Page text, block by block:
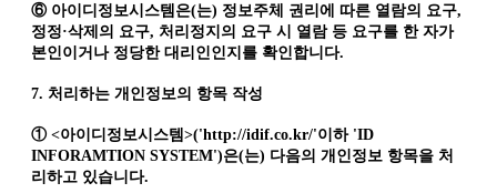
⑥ 아이디정보시스템은(는) 정보주체 권리에 따른 열람의 요구,
정정·삭제의 요구, 처리정지의 요구 시 열람 등 요구를 한 자가
본인이거나 정당한 대리인인지를 확인합니다.
7. 처리하는 개인정보의 항목 작성
① <아이디정보시스템>('http://idif.co.kr/'이하 'ID
INFORAMTION SYSTEM')은(는) 다음의 개인정보 항목을 처
리하고 있습니다.